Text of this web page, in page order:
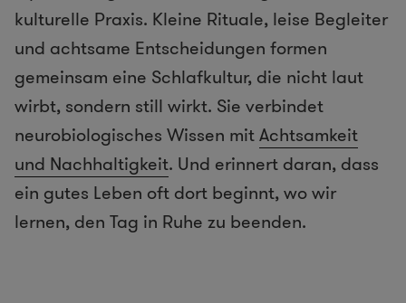
kulturelle Praxis. Kleine Rituale, leise Begleiter
und achtsame Entscheidungen formen
gemeinsam eine Schlafkultur, die nicht laut
wirbt, sondern still wirkt. Sie verbindet
neurobiologisches Wissen mitAchtsamkeit
und Nachhaltigkeit. Und erinnert daran, dass
ein gutes Leben oft dort beginnt, wo wir
lernen, den Tag in Ruhe zu beenden.